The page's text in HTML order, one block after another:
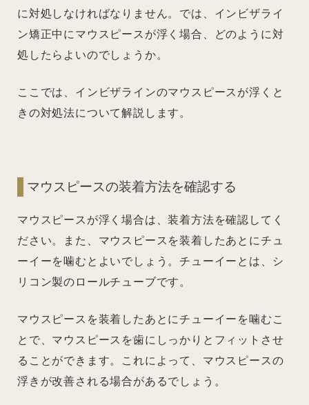
に対処しなければなりません。では、インビザライ
ン矯正中にマウスピースが浮く場合、どのように対
処したらよいのでしょうか。
ここでは、インビザラインのマウスピースが浮くと
きの対処法について解説します。
マウスピースの装着方法を確認する
マウスピースが浮く場合は、装着方法を確認してく
ださい。また、マウスピースを装着したあとにチュ
ーイーを噛むとよいでしょう。チューイーとは、シ
リコン製のロールチューブです。
マウスピースを装着したあとにチューイーを噛むこ
とで、マウスピースを歯にしっかりとフィットさせ
ることができます。これによって、マウスピースの
浮きが改善される場合があるでしょう。